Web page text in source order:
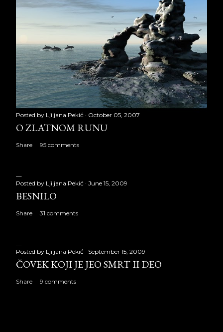
Posted by Ljiljana Pekić October 05, 2007
O ZLATNOM RUNU
Share 95 comments
Posted by Ljiljana Pekić June 15, 2009
BESNILO
Share 31 comments
Posted by Ljiljana Pekić September 15, 2009
ČOVEK KOJI JE JEO SMRT II DEO
Share 9 comments